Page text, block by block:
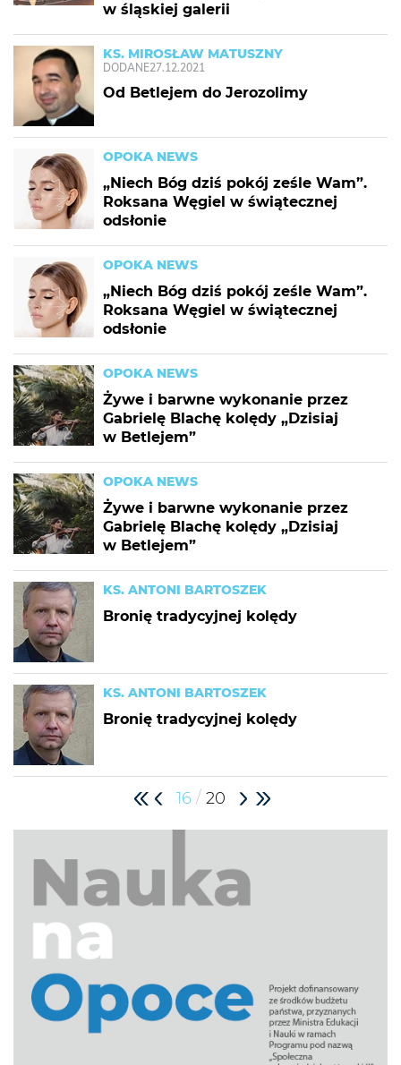
w śląskiej galerii
KS. MIROSŁAW MATUSZNY
DODANE27.12.2021
Od Betlejem do Jerozolimy
OPOKA NEWS
„Niech Bóg dziś pokój ześle Wam”.
Roksana Węgiel w świątecznej
odsłonie
OPOKA NEWS
„Niech Bóg dziś pokój ześle Wam”.
Roksana Węgiel w świątecznej
odsłonie
OPOKA NEWS
Żywe i barwne wykonanie przez
Gabrielę Blachę kolędy „Dzisiaj
w Betlejem”
OPOKA NEWS
Żywe i barwne wykonanie przez
Gabrielę Blachę kolędy „Dzisiaj
w Betlejem”
KS. ANTONI BARTOSZEK
Bronię tradycyjnej kolędy
KS. ANTONI BARTOSZEK
Bronię tradycyjnej kolędy
16 / 20